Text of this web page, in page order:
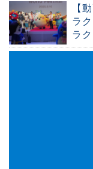
【
ラ
ラ